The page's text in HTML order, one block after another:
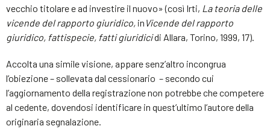
vecchio titolare e ad investire il nuovo» (così Irti, L a teoria delle
vicende del rapporto giuridico, in Vicende del rapporto
giuridico, fattispecie, fatti giuridicidi Allara, Torino, 1999, 17).
Accolta una simile visione, appare senz’altro incongrua
l’obiezione – sollevata dal cessionario – secondo cui
l’aggiornamento della registrazione non potrebbe che competere
al cedente, dovendosi identificare in quest’ultimo l’autore della
originaria segnalazione.